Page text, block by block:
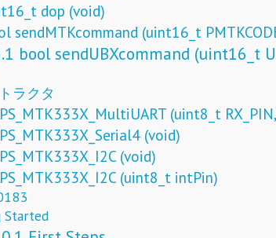
dop (void)
sendMTKcommand (uint16_t
bool sendUBXcommand (uint16_t
ラクタ
(uint8_t
(void)
(void)
(uint8_t intPin)
Started